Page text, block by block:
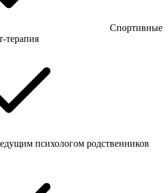
Спортивные
терапия
психологом родственников